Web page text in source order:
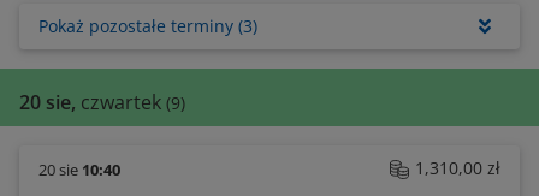
Pokaż pozostałe terminy (3)
20 sie, czwartek (9)
20 sie 10:40
1,310,00 zł